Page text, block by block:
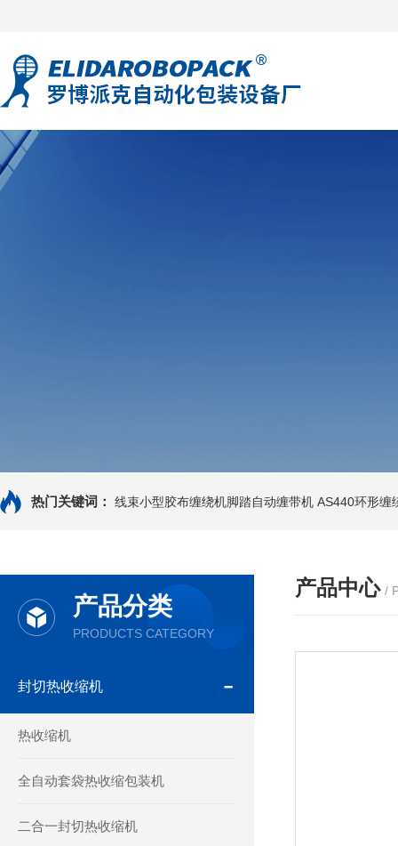
热门关键词： 线束小型胶布缠绕机脚踏自动缠带机 AS440环形缠
产品分类
PRODUCTS CATEGORY
封切热收缩机
热收缩机
全自动套袋热收缩包装机
二合一封切热收缩机
产品中心 /